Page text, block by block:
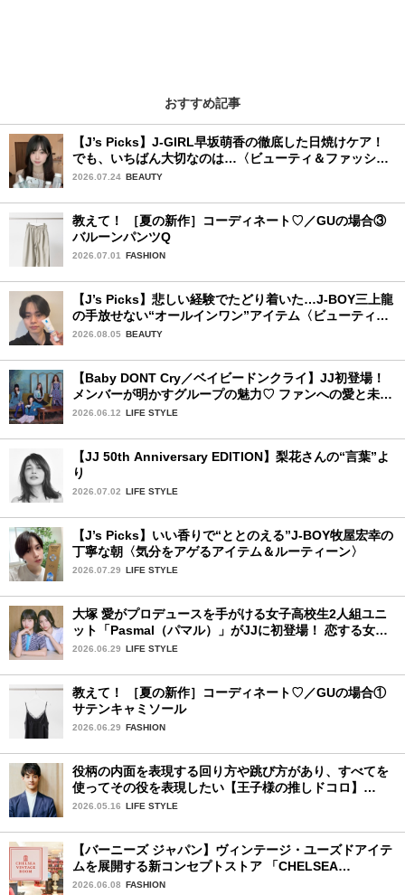
おすすめ記事
【J’s Picks】J-GIRL早坂萌香の徹底した日焼けケア！
でも、いちばん大切なのは…〈ビューティ＆ファッショ
ン夏の必需品〉
2026.07.24 BEAUTY
教えて！ ［夏の新作］コーディネート♡／GUの場合③
バルーンパンツQ
2026.07.01 FASHION
【J’s Picks】悲しい経験でたどり着いた…J-BOY三上龍
の手放せない“オールインワン”アイテム〈ビューティ＆
ファッション夏の必需品〉
2026.08.05 BEAUTY
【Baby DONT Cry／ベイビードンクライ】JJ初登場！
メンバーが明かすグループの魅力♡ ファンへの愛と未来
の夢
2026.06.12 LIFE STYLE
【JJ 50th Anniversary EDITION】梨花さんの“言葉”よ
り
2026.07.02 LIFE STYLE
【J’s Picks】いい香りで“ととのえる”J-BOY牧屋宏幸の
丁寧な朝〈気分をアゲるアイテム＆ルーティーン〉
2026.07.29 LIFE STYLE
大塚 愛がプロデュースを手がける女子高校生2人組ユニ
ット「Pasmal（パマル）」がJJに初登場！ 恋する女の
コのキュンキュンする感情を歌った最新曲「BULL」を
2026.06.29 LIFE STYLE
教えて！ ［夏の新作］コーディネート♡／GUの場合①
サテンキャミソール
2026.06.29 FASHION
役柄の内面を表現する回り方や跳び方があり、すべてを
使ってその役を表現したい【王子様の推しドコロ】
vol.31 大塚 卓さん
2026.05.16 LIFE STYLE
【バーニーズ ジャパン】ヴィンテージ・ユーズドアイテ
ムを展開する新コンセプトストア 「CHELSEA
VINTAGE ROOM」が誕生
2026.06.08 FASHION